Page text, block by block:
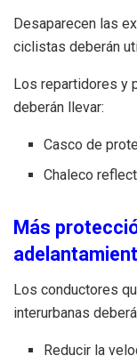
Desaparecen las
ciclistas deberán
Los repartidores y
deberán llevar:
Casco de
Chaleco
Más
Los conductores
interurbanas
Reducir la